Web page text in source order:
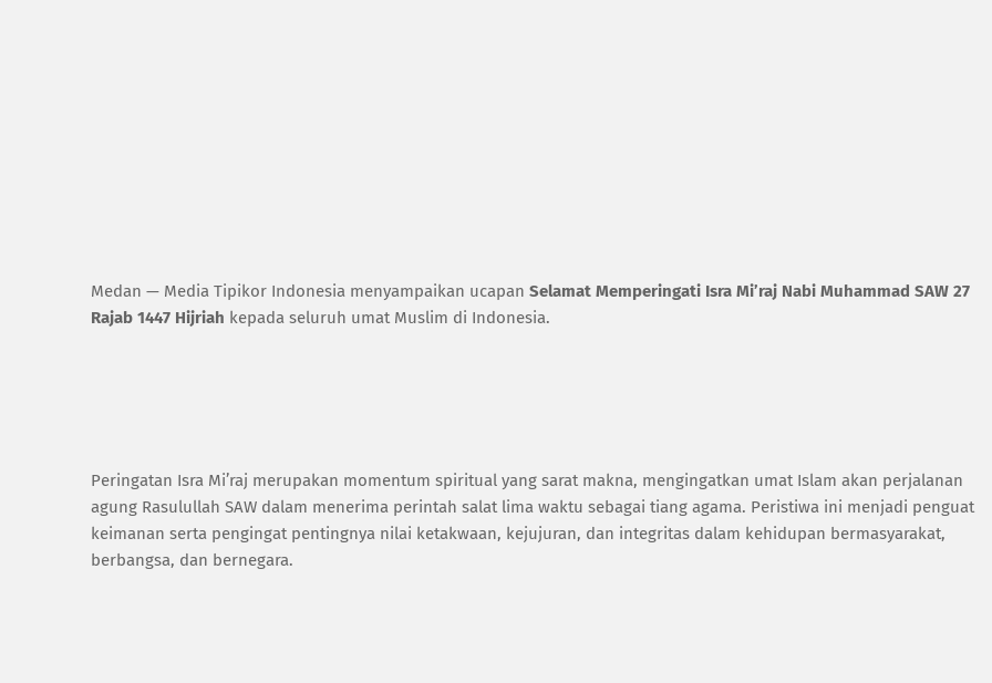
Medan — Media Tipikor Indonesia menyampaikan ucapan Selamat Memperingati Isra Mi’raj Nabi Muhammad SAW 27
Rajab 1447 Hijriah kepada seluruh umat Muslim di Indonesia.
Peringatan Isra Mi’raj merupakan momentum spiritual yang sarat makna, mengingatkan umat Islam akan perjalanan
agung Rasulullah SAW dalam menerima perintah salat lima waktu sebagai tiang agama. Peristiwa ini menjadi penguat
keimanan serta pengingat pentingnya nilai ketakwaan, kejujuran, dan integritas dalam kehidupan bermasyarakat,
berbangsa, dan bernegara.